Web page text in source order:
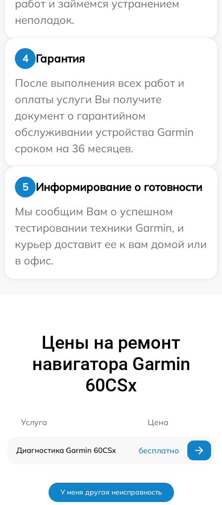
работ и займемся устранением
неполадок.
4
Гарантия
После выполнения всех работ и
оплаты услуги Вы получите
документ о гарантийном
обслуживании устройства Garmin
сроком на 36 месяцев.
5
Информирование о готовности
Мы сообщим Вам о успешном
тестировании техники Garmin, и
курьер доставит ее к вам домой или
в офис.
Цены на ремонт
навигатора Garmin
60CSx
Услуга Цена
Диагностика Garmin 60CSx бесплатно
У меня другая неисправность